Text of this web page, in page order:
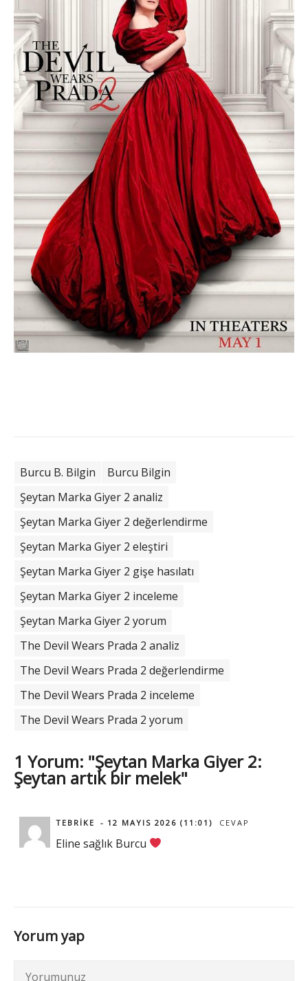
Burcu B. Bilgin
Burcu Bilgin
Şeytan Marka Giyer 2 analiz
Şeytan Marka Giyer 2 değerlendirme
Şeytan Marka Giyer 2 eleştiri
Şeytan Marka Giyer 2 gişe hasılatı
Şeytan Marka Giyer 2 inceleme
Şeytan Marka Giyer 2 yorum
The Devil Wears Prada 2 analiz
The Devil Wears Prada 2 değerlendirme
The Devil Wears Prada 2 inceleme
The Devil Wears Prada 2 yorum
1 Yorum: "Şeytan Marka Giyer 2:
Şeytan artık bir melek"
TEBRIKE 12 MAYIS 2026 (11:01) CEVAP
Eline sağlık Burcu
Yorum yap